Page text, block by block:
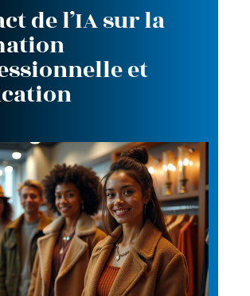
de l’IA sur la
et